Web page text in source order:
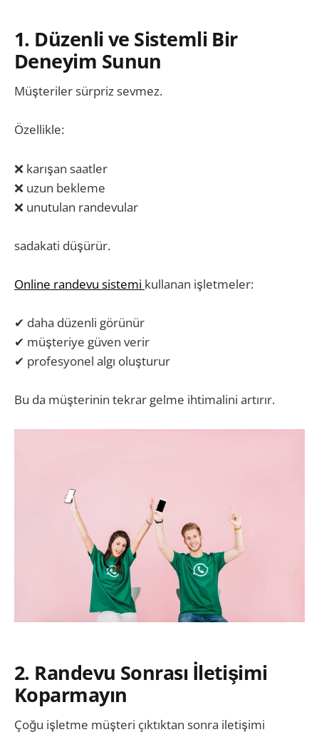
1. Düzenli ve Sistemli Bir
Deneyim Sunun
Müşteriler sürpriz sevmez.
Özellikle:
❌ karışan saatler
❌ uzun bekleme
❌ unutulan randevular
sadakati düşürür.
Online randevu sistemi kullanan işletmeler:
✔ daha düzenli görünür
✔ müşteriye güven verir
✔ profesyonel algı oluşturur
Bu da müşterinin tekrar gelme ihtimalini artırır.
2. Randevu Sonrası İletişimi
Koparmayın
Çoğu işletme müşteri çıktıktan sonra iletişimi